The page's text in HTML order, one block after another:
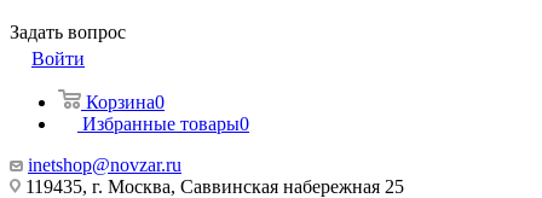
Задать вопрос
Войти
Корзина0
Избранные товары0
inetshop@novzar.ru
119435, г. Москва, Саввинская набережная 25